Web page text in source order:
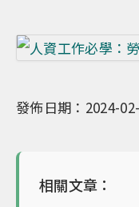
發佈日期：2024-
相關文章：